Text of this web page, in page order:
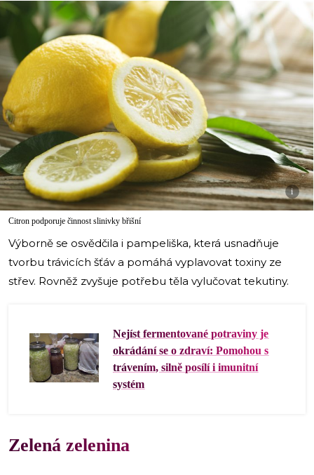
i
Citron podporuje činnost slinivky břišní
Výborně se osvědčila i pampeliška, která usnadňuje
tvorbu trávicích šťáv a pomáhá vyplavovat toxiny ze
střev. Rovněž zvyšuje potřebu těla vylučovat tekutiny.
Nejíst fermentované potraviny je
okrádání se o zdraví: Pomohou s
trávením, silně posílí i imunitní
systém
Zelená zelenina